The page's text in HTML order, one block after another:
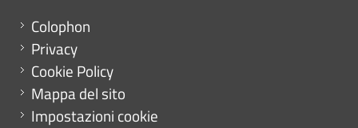
Menu footer
Colophon
Privacy
Cookie Policy
Mappa del sito
Impostazioni cookie